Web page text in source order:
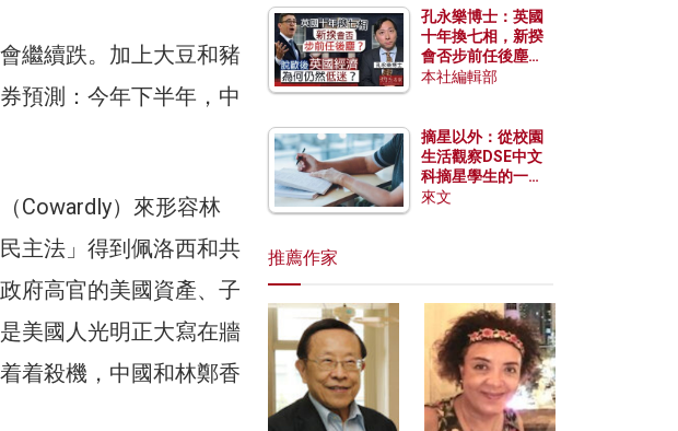
繼續跌。加上大豆和豬
預測：今年下半年，中
Cowardly）來形容林
主法」得到佩洛西和共
府高官的美國資產、子
美國人光明正大寫在牆
着殺機，中國和林鄭香
孔永樂博士：英國
十年換七相，新揆
會否步前任後塵？
脫歐後英國經濟為
本社編輯部
摘星以外：從校園
生活觀察DSE中文
科摘星學生的一點
特質
來文
推薦作家